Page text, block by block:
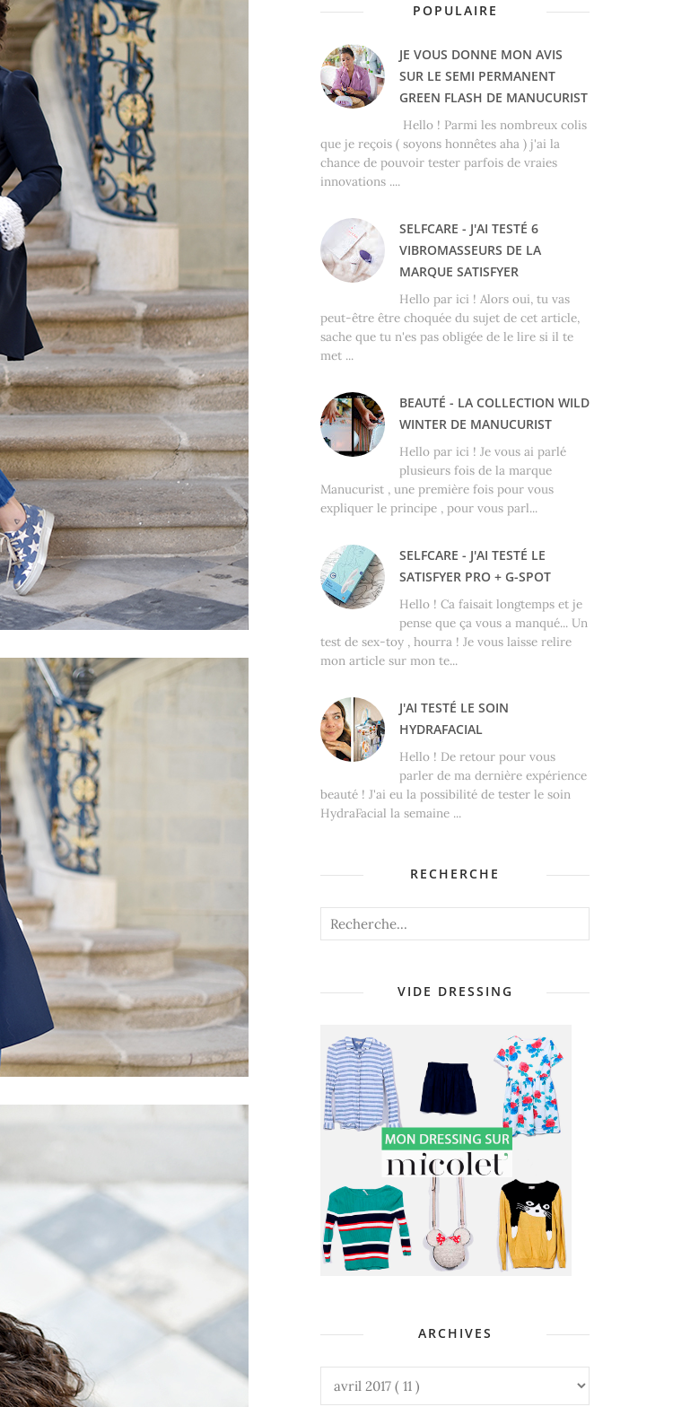
POPULAIRE
JE VOUS DONNE MON AVIS
SUR LE SEMI PERMANENT
GREEN FLASH DE MANUCURIST
Hello ! Parmi les nombreux colis
que je reçois ( soyons honnêtes aha ) j'ai la
chance de pouvoir tester parfois de vraies
innovations ....
SELFCARE - J'AI TESTÉ 6
VIBROMASSEURS DE LA
MARQUE SATISFYER
Hello par ici ! Alors oui, tu vas
peut-être être choquée du sujet de cet article,
sache que tu n'es pas obligée de le lire si il te
met ...
BEAUTÉ - LA COLLECTION WILD
WINTER DE MANUCURIST
Hello par ici ! Je vous ai parlé
plusieurs fois de la marque
Manucurist , une première fois pour vous
expliquer le principe , pour vous parl...
SELFCARE - J'AI TESTÉ LE
SATISFYER PRO + G-SPOT
Hello ! Ca faisait longtemps et je
pense que ça vous a manqué... Un
test de sex-toy , hourra ! Je vous laisse relire
mon article sur mon te...
J'AI TESTÉ LE SOIN
HYDRAFACIAL
Hello ! De retour pour vous
parler de ma dernière expérience
beauté ! J'ai eu la possibilité de tester le soin
HydraFacial la semaine ...
RECHERCHE
VIDE DRESSING
ARCHIVES